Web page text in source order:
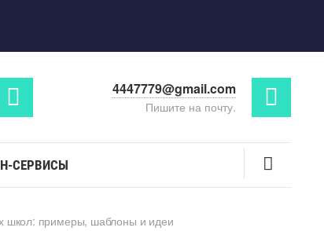
4447779@gmail.com
Пишите на почту.
СЕРВИСЫ
школ: примеры, шаблоны и идеи